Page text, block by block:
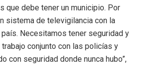
que debe tener un municipio. Por
sistema de televigilancia con la
Necesitamos tener seguridad y
conjunto con las policías y
con seguridad donde nunca hubo”,